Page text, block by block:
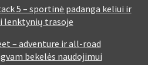
5 – sportinė padanga keliui ir
lenktynių trasoje
– adventure ir all-road
bekelės naudojimui